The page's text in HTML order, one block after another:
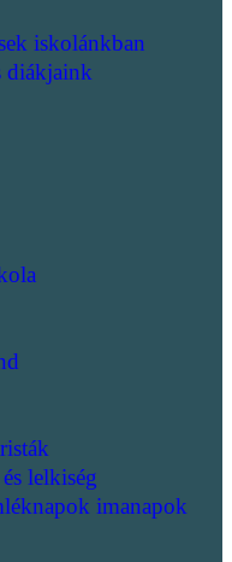
iskolánkban
diákjaink
lelkiség
imanapok